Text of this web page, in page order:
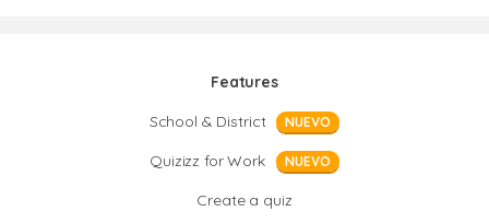
Features
School & District
NUEVO
Quizizz for Work NUEVO
Create a quiz